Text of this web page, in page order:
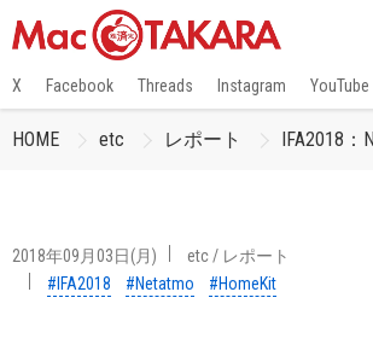
X Facebook Threads Instagram YouTube
HOME etc レポート IFA2018
2018年09月03日(月) etc/ レポート
#IFA2018
#Netatmo #HomeKit